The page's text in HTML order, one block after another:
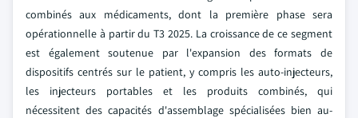
combinés aux médicaments, dont la première phase sera
opérationnelle à partir du T3 2025. La croissance de ce segment
est également soutenue par l'expansion des formats de
dispositifs centrés sur le patient, y compris les auto-injecteurs,
les injecteurs portables et les produits combinés, qui
nécessitent des capacités d'assemblage spécialisées bien au-